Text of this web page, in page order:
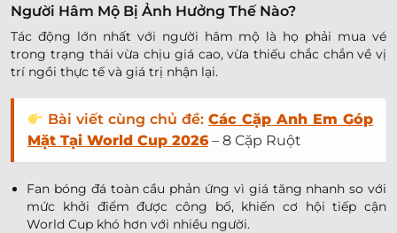
Người Hâm Mộ Bị Ảnh Hưởng Thế Nào?
Tác động lớn nhất với người hâm mộ là họ phải mua vé
trong trạng thái vừa chịu giá cao, vừa thiếu chắc chắn về vị
trí ngồi thực tế và giá trị nhận lại.
Bài viết cùng chủ đề: Các Cặp Anh Em Góp
Mặt Tại World Cup 2026 – 8 Cặp Ruột
Fan bóng đá toàn cầu phản ứng vì giá tăng nhanh so với
mức khởi điểm được công bố, khiến cơ hội tiếp cận
World Cup khó hơn với nhiều người.